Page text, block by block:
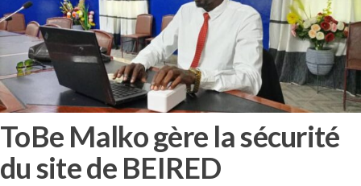
ToBe Malko gère la sécurité
du site de BEIRED